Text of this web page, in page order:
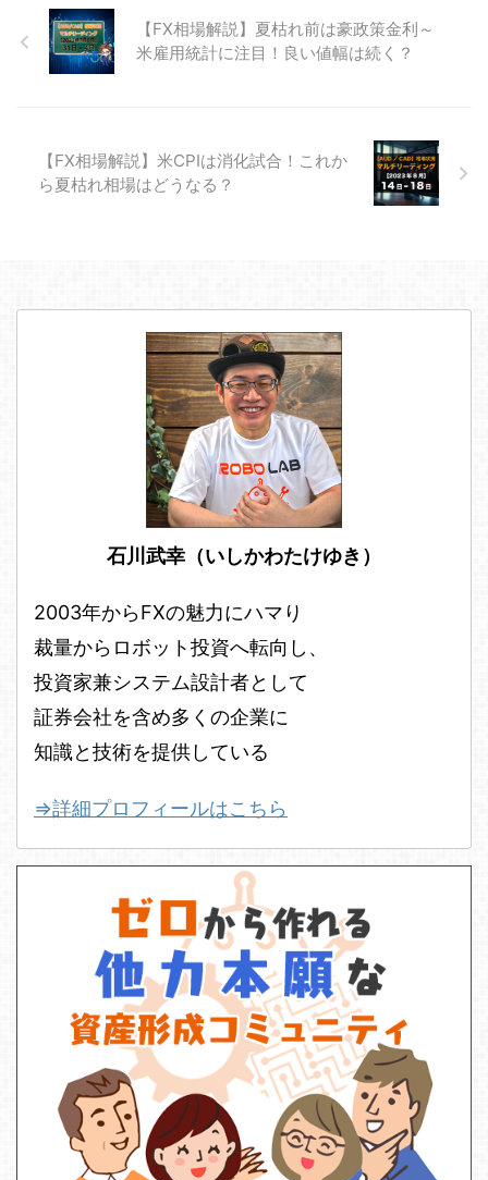
月初フローということもあり、ど
のように動くのか注目です。 今
日は先週の相場の動きを振り返り
返り 先週の経済を振り返ってみ
ましょう。 先週は方向感が出に
くい1週間となりました。 詳しい
【FX相場解説】夏枯れ前は豪政策金利～
米雇用統計に注目！良い値幅は続く？
【FX相場解説】米CPIは消化試合！これか
ら夏枯れ相場はどうなる？
石川武幸（いしかわたけゆき）
2003年からFXの魅力にハマり
裁量からロボット投資へ転向し、
投資家兼システム設計者として
証券会社を含め多くの企業に
知識と技術を提供している
⇒詳細プロフィールはこちら